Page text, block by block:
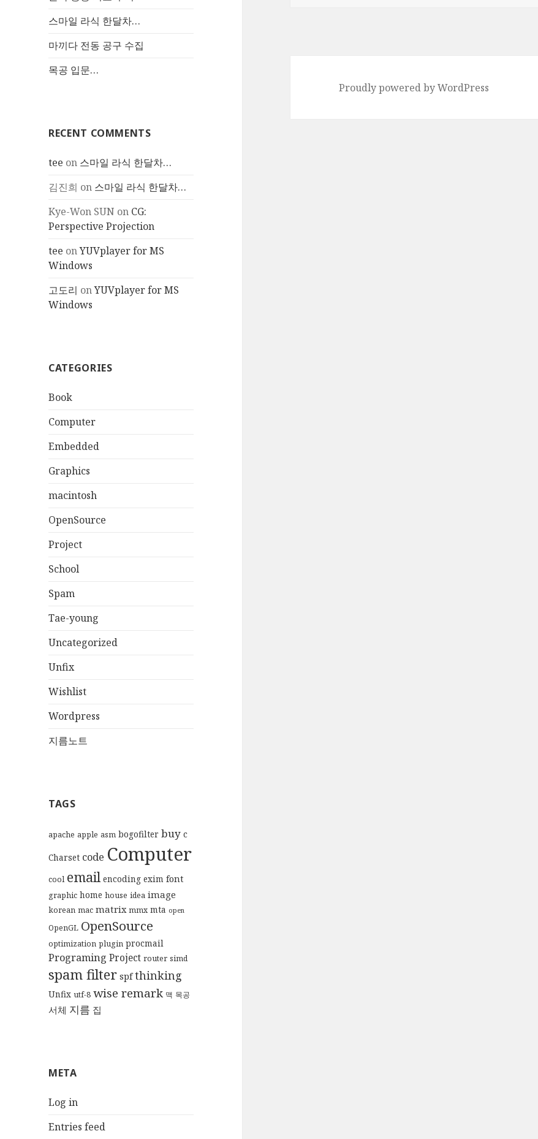
스마일 라식 한달차…
마끼다 전동 공구 수집
목공 입문…
RECENT COMMENTS
tee on 스마일 라식 한달차…
김진희 on 스마일 라식 한달차…
Kye-Won SUN on CG:
Perspective Projection
tee onYUVplayer for MS
Windows
고도리 onYUVplayer for MS
Windows
CATEGORIES
Book
Computer
Embedded
Graphics
macintosh
OpenSource
Project
School
Spam
Tae-young
Uncategorized
Unfix
Wishlist
Wordpress
지름노트
TAGS
apache apple asm bogofilter buy c
Charset code Computer
cool email encoding exim font
graphic home house idea image
korean mac matrix mmx mta open
OpenGL OpenSource
optimization plugin procmail
Programing Project router simd
spam filter spf thinking
Unfix utf-8 wise remark 맥 목공
서체 지름 집
META
Log in
Entries feed
Proudly powered by WordPress